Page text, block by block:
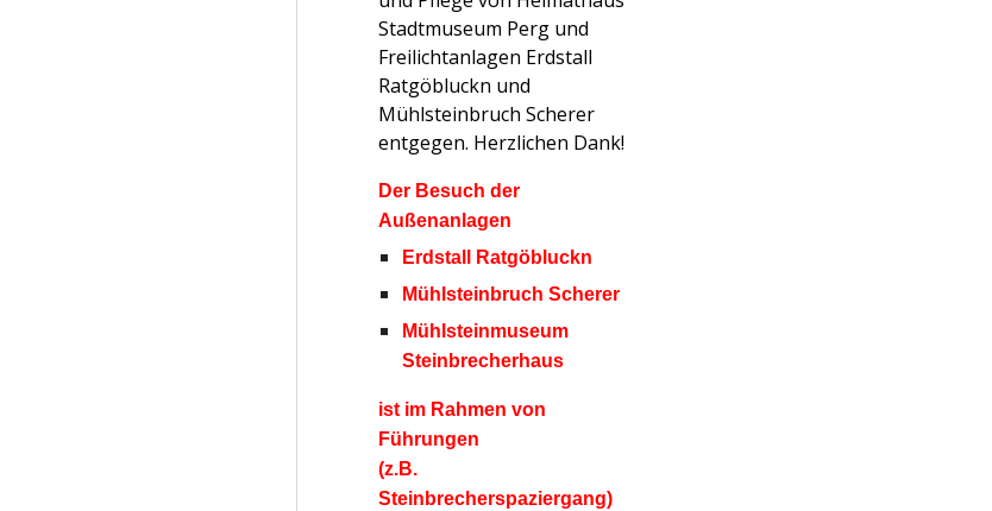
Stadtmuseum Perg und
Freilichtanlagen Erdstall
Ratgöbluckn und
Mühlsteinbruch Scherer
entgegen. Herzlichen Dank!
Der Besuch der
Außenanlagen
Erdstall Ratgöbluckn
Mühlsteinbruch Scherer
Mühlsteinmuseum
Steinbrecherhaus
ist im Rahmen von
Führungen
(z.B.
Steinbrecherspaziergang)